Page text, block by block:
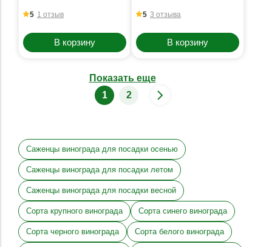
5 1 отзыв
В корзину
5 3 отзыва
В корзину
Показать еще
1
2
Саженцы винограда для посадки осенью
Саженцы винограда для посадки летом
Саженцы винограда для посадки весной
Сорта крупного винограда Сорта синего винограда
Сорта черного винограда Сорта белого винограда